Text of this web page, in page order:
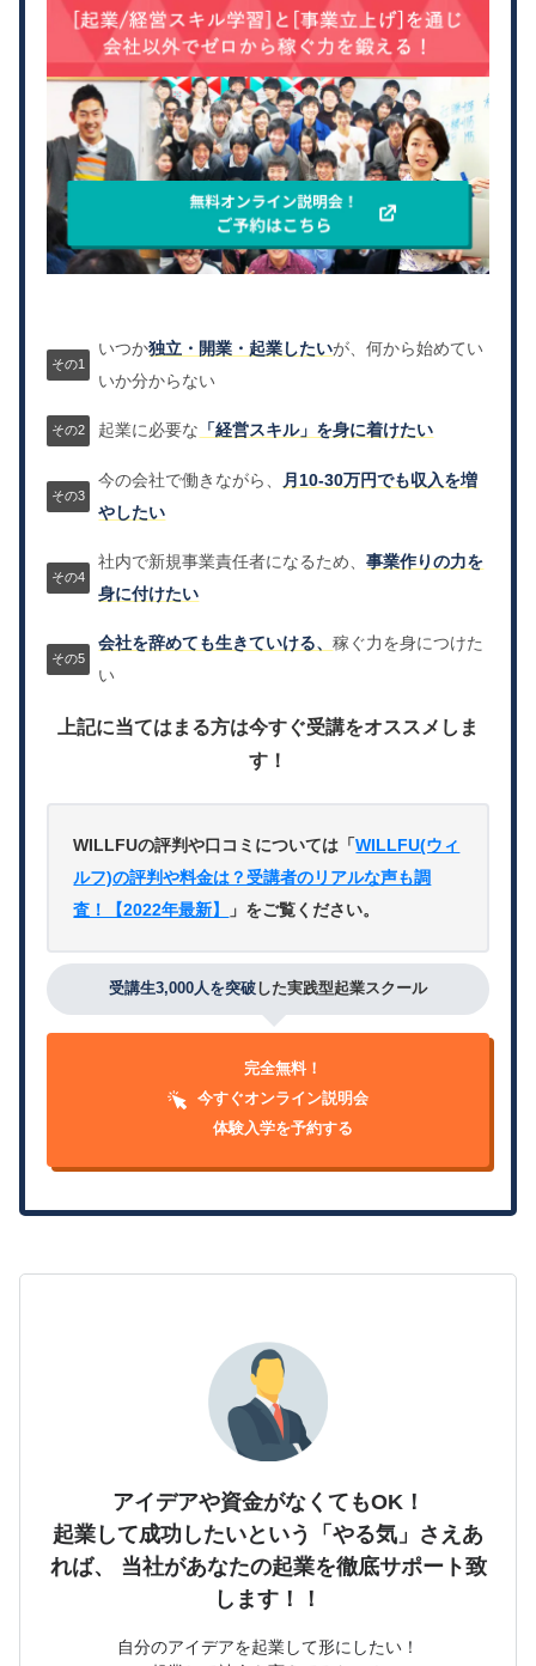
いつか独立・開業・起業したいが、何から始めてい
いか分からない
起業に必要な 「経営スキル」を身に着けたい
今の会社で働きながら、
月10-30万円でも収入を増
やしたい
社内で新規事業責任者になるため、事業作りの力を
身に付けたい
会社を辞めても生きていける、稼ぐ力を身につけた
い
上記に当てはまる方は今すぐ受講をオススメしま
す！
WILLFUの評判や口コミについては「WILLFU(ウィ
ルフ)の評判や料金は？受講者のリアルな声も調
査！【2022年最新】
」をご覧ください。
受講生3,000人を突破 した実践型起業スクール
完全無料！
今すぐオンライン説明会
体験入学を予約する
アイデアや資金がなくてもOK！
起業して成功したいという「やる気」さえあ
れば、
当社があなたの起業を徹底サポート致
します！！
自分のアイデアを起業して形にしたい！